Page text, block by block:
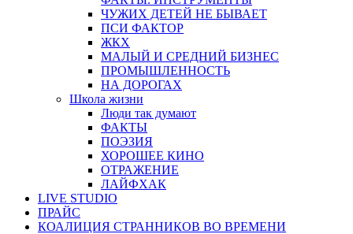
ЧУЖИХ ДЕТЕЙ НЕ БЫВАЕТ
ПСИ ФАКТОР
ЖКХ
МАЛЫЙ И СРЕДНИЙ БИЗНЕС
ПРОМЫШЛЕННОСТЬ
НА ДОРОГАХ
Школа жизни
Люди так думают
ФАКТЫ
ПОЭЗИЯ
ХОРОШЕЕ КИНО
ОТРАЖЕНИЕ
ЛАЙФХАК
LIVE STUDIO
ПРАЙС
КОАЛИЦИЯ СТРАННИКОВ ВО ВРЕМЕНИ